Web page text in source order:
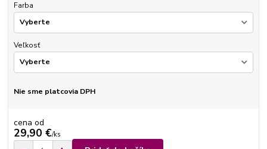
Farba
Veľkosť
Nie sme platcovia DPH
cena od
29,90 €/ks